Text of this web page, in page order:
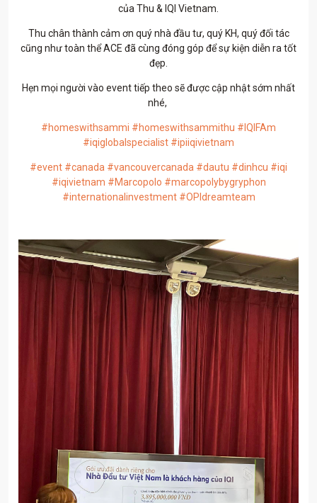
của Thu & IQI Vietnam.
Thu chân thành cảm ơn quý nhà đầu tư, quý KH, quý đối tác
cũng như toàn thể ACE đã cùng đóng góp để sự kiện diễn ra tốt
đẹp.
Hẹn mọi người vào event tiếp theo sẽ được cập nhật sớm nhất
nhé,
#homeswithsammi #homeswithsammithu #IQIFAm
#iqiglobalspecialist #ipiiqivietnam
#event #canada #vancouvercanada #dautu #dinhcu #iqi
#iqivietnam #Marcopolo #marcopolybygryphon
#internationalinvestment #OPIdreamteam